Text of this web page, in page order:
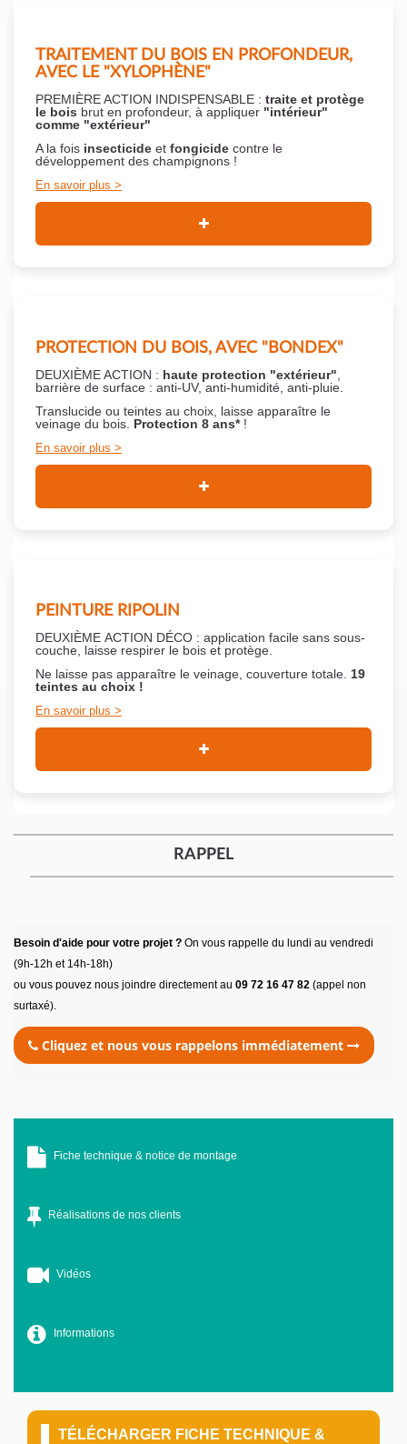
TRAITEMENT DU BOIS EN PROFONDEUR,
AVEC LE "XYLOPHÈNE"
PREMIÈRE ACTION INDISPENSABLE : traite et protège
le bois brut en profondeur, à appliquer "intérieur"
comme "extérieur"
A la fois insecticide et fongicide contre le
développement des champignons !
En savoir plus
PROTECTION DU BOIS, AVEC "BONDEX"
DEUXIÈME ACTION : haute protection "extérieur"
barrière de surface : anti-UV, anti-humidité, anti-pluie.
Translucide ou teintes au choix, laisse apparaître le
veinage du bois. Protection 8 ans*!
En savoir plus
PEINTURE RIPOLIN
DEUXIÈME ACTION DÉCO : application facile sans sous-
couche, laisse respirer le bois et protège.
Ne laisse pas apparaître le veinage, couverture totale. 19
teintes au choix !
En savoir plus
RAPPEL
Besoin d'aide pour votre projet ? On vous rappelle du lundi au vendredi
(9h-12h et 14h-18h)
ou vous pouvez nous joindre directement au 09 72 16 47 82 (appel non
surtaxé).
Cliquez et nous vous rappelons immédiatement
Fiche technique & notice de montage
Réalisations de nos clients
Vidéos
Informations
TÉLÉCHARGER FICHE TECHNIQUE &